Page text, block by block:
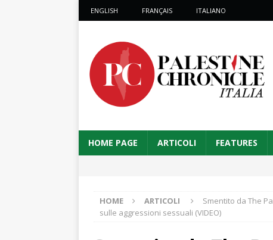
ENGLISH FRANÇAIS ITALIANO
HOME PAGE ARTICOLI FEATURES
HOME ARTICOLI
Smentito da The
sulle aggressioni sessuali (VIDEO)